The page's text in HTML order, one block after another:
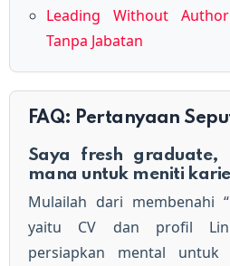
Leading Without
Tanpa Jabatan
FAQ: Pertanyaan
Saya fresh graduate,
mana untuk meniti
Mulailah dari membenahi
yaitu CV dan profil
persiapkan mental untuk